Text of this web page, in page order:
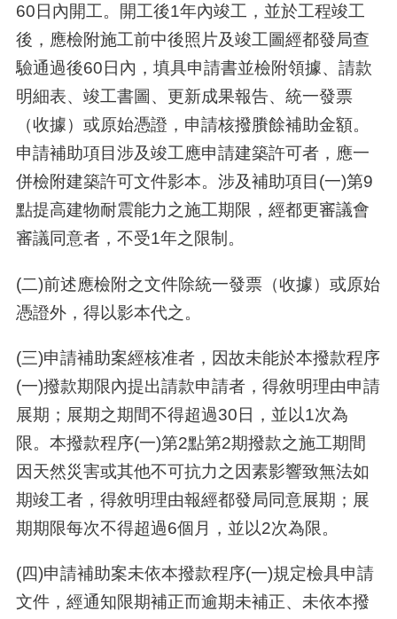
60日內開工。開工後1年內竣工，並於工程竣工
後，應檢附施工前中後照片及竣工圖經都發局查
驗通過後60日內，填具申請書並檢附領據、請款
明細表、竣工書圖、更新成果報告、統一發票
（收據）或原始憑證，申請核撥賸餘補助金額。
申請補助項目涉及竣工應申請建築許可者，應一
併檢附建築許可文件影本。涉及補助項目(一)第9
點提高建物耐震能力之施工期限，經都更審議會
審議同意者，不受1年之限制。
(二)前述應檢附之文件除統一發票（收據）或原始
憑證外，得以影本代之。
(三)申請補助案經核准者，因故未能於本撥款程序
(一)撥款期限內提出請款申請者，得敘明理由申請
展期；展期之期間不得超過30日，並以1次為
限。本撥款程序(一)第2點第2期撥款之施工期間
因天然災害或其他不可抗力之因素影響致無法如
期竣工者，得敘明理由報經都發局同意展期；展
期期限每次不得超過6個月，並以2次為限。
(四)申請補助案未依本撥款程序(一)規定檢具申請
文件，經通知限期補正而逾期未補正、未依本撥